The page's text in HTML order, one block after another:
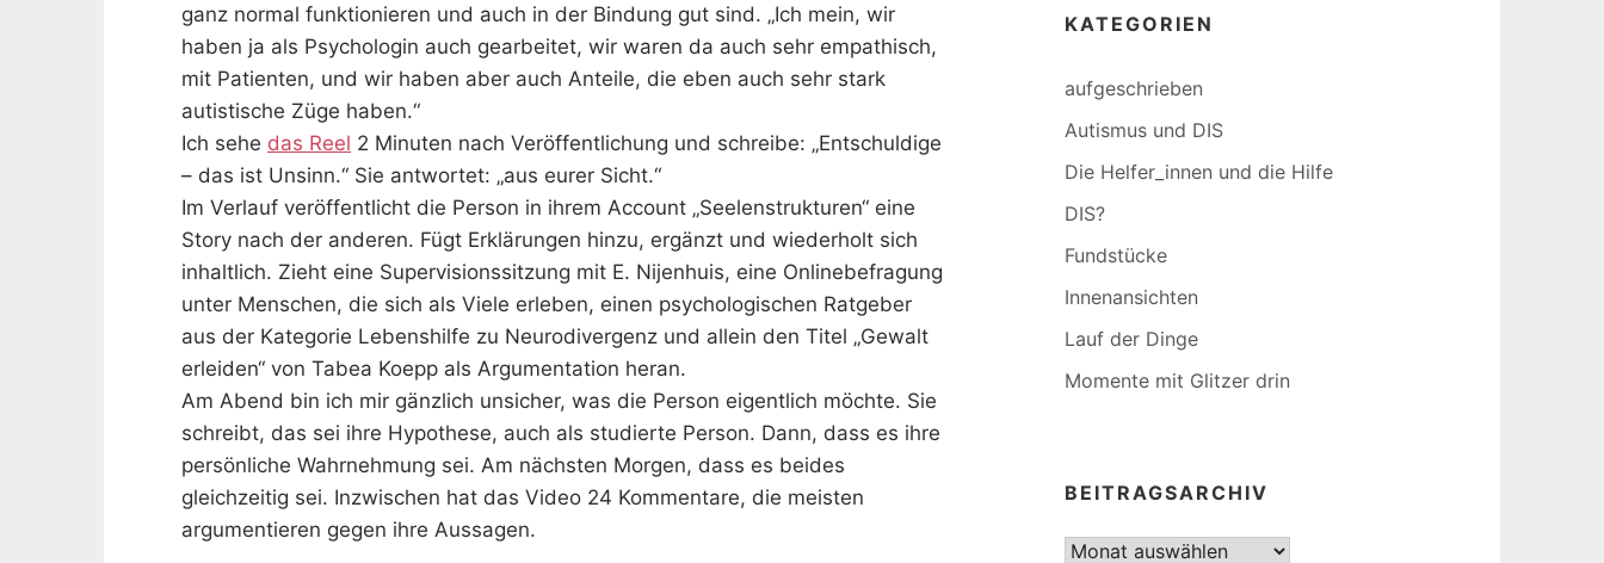
ganz normal funktionieren und auch in der Bindung gut sind. „Ich mein, wir
haben ja als Psychologin auch gearbeitet, wir waren da auch sehr empathisch,
mit Patienten, und wir haben aber auch Anteile, die eben auch sehr stark
autistische Züge haben.“
Ich sehe das Reel 2 Minuten nach Veröffentlichung und schreibe: „Entschuldige
– das ist Unsinn.“ Sie antwortet: „aus eurer Sicht.“
Im Verlauf veröffentlicht die Person in ihrem Account „Seelenstrukturen“ eine
Story nach der anderen. Fügt Erklärungen hinzu, ergänzt und wiederholt sich
inhaltlich. Zieht eine Supervisionssitzung mit E. Nijenhuis, eine Onlinebefragung
unter Menschen, die sich als Viele erleben, einen psychologischen Ratgeber
aus der Kategorie Lebenshilfe zu Neurodivergenz und allein den Titel „Gewalt
erleiden“ von Tabea Koepp als Argumentation heran.
Am Abend bin ich mir gänzlich unsicher, was die Person eigentlich möchte. Sie
schreibt, das sei ihre Hypothese, auch als studierte Person. Dann, dass es ihre
persönliche Wahrnehmung sei. Am nächsten Morgen, dass es beides
gleichzeitig sei. Inzwischen hat das Video 24 Kommentare, die meisten
argumentieren gegen ihre Aussagen.
KATEGORIEN
aufgeschrieben
Autismus und DIS
Die Helfer_innen und die Hilfe
DIS?
Fundstücke
Innenansichten
Lauf der Dinge
Momente mit Glitzer drin
BEITRAGSARCHIV
Beitragsarchiv